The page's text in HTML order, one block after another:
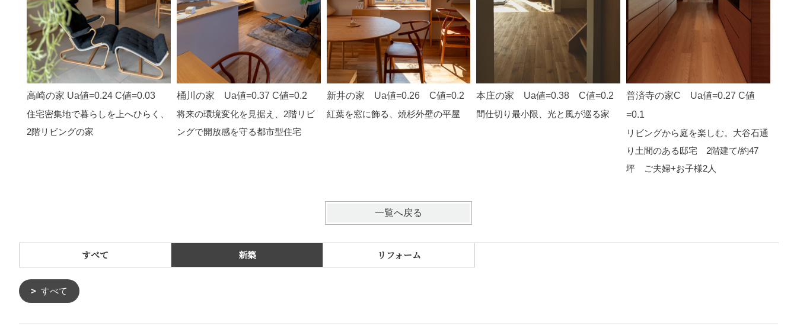
高崎の家 Ua値=0.24 C値=0.03
住宅密集地で暮らしを上へひらく、
2階リビングの家
桶川の家 Ua値=0.37 C値=0.2
将来の環境変化を見据え、2階リビ
ングで開放感を守る都市型住宅
新井の家 Ua値=0.26 C値=0.2
紅葉を窓に飾る、焼杉外壁の平屋
本庄の家 Ua値=0.38 C値=0.2
間仕切り最小限、光と風が巡る家
普済寺の家C Ua値=0.27 C値
=0.1
リビングから庭を楽しむ。大谷石通
り土間のある邸宅 2階建て/約47
坪 ご夫婦+お子様2人
一覧へ戻る
すべて 新築 リフォーム
すべて